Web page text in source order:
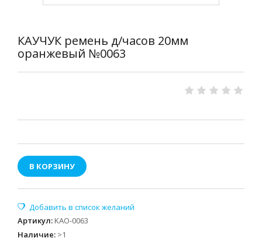
КАУЧУК ремень д/часов 20мм
оранжевый №0063
В КОРЗИНУ
Артикул: KAO-0063
Наличие: >1